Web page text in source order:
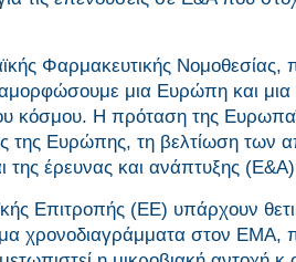
Φαρμακευτικής Νομοθεσίας,
μια Ευρώπη και
κόσμου. Η πρόταση της
της Ευρώπης, τη βελτίωση
της έρευνας και ανάπτυξης
Επιτροπής (ΕΕ) υπάρχουν
χρονοδιαγράμματα στον